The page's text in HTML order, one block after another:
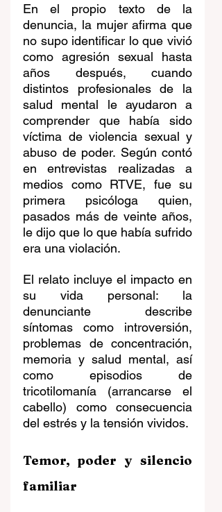
En el propio texto de la
denuncia, la mujer afirma que
no supo identificar lo que vivió
como agresión sexual hasta
años después, cuando
distintos profesionales de la
salud mental le ayudaron a
comprender que había sido
víctima de violencia sexual y
abuso de poder. Según contó
en entrevistas realizadas a
medios como RTVE, fue su
primera psicóloga quien,
pasados más de veinte años,
le dijo que lo que había sufrido
era una violación.
El relato incluye el impacto en
su vida personal: la
denunciante describe
síntomas como introversión,
problemas de concentración,
memoria y salud mental, así
como episodios de
tricotilomanía (arrancarse el
cabello) como consecuencia
del estrés y la tensión vividos.
Temor, poder y silencio
familiar